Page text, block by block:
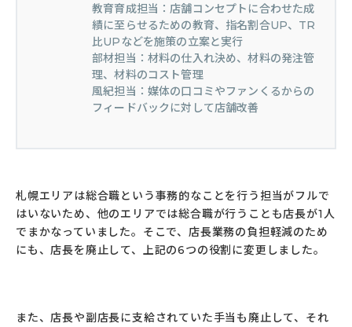
教育育成担当：店舗コンセプトに合わせた成
績に至らせるための教育、指名割合UP、TR
比UPなどを施策の立案と実行
部材担当：材料の仕入れ決め、材料の発注管
理、材料のコスト管理
風紀担当：媒体の口コミやファンくるからの
フィードバックに対して店舗改善
札幌エリアは総合職という事務的なことを行う担当がフルで
はいないため、他のエリアでは総合職が行うことも店長が1人
でまかなっていました。そこで、店長業務の負担軽減のため
にも、店長を廃止して、上記の6つの役割に変更しました。
また、店長や副店長に支給されていた手当も廃止して、それ